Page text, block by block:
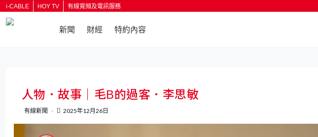
i-CABLE HOY TV 有線寬頻及電訊服務
新聞 財經 特約內容
人物．故事｜毛B的過客．李思敏
有線新聞 2025年12月26日